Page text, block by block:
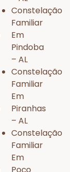
Constelação
Familiar
Em
Pindoba
– AL
Constelação
Familiar
Em
Piranhas
– AL
Constelação
Familiar
Em